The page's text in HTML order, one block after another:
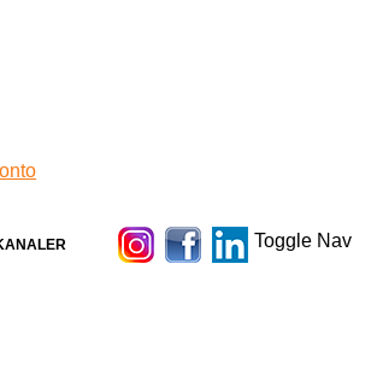
Toggle Nav